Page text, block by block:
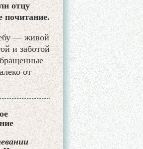
отцу
почитание.
— живой
и заботой
от